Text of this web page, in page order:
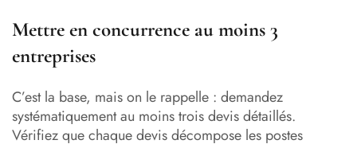
Mettre en concurrence au moins 3
entreprises
C’est la base, mais on le rappelle : demandez
systématiquement au moins trois devis détaillés.
Vérifiez que chaque devis décompose les postes